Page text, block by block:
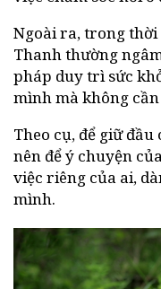
Ngoài ra, trong
Thanh thường
pháp duy trì sức
mình mà không
Theo cụ, để giữ
nên để ý chuyện
việc riêng của ai,
mình.